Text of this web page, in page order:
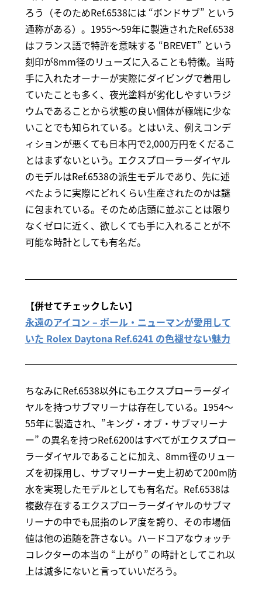
ろう（そのためRef.6538には “ボンドサブ” という
通称がある）。1955～59年に製造されたRef.6538
はフランス語で特許を意味する “BREVET” という
刻印が8mm径のリューズに入ることも特徴。当時
手に入れたオーナーが実際にダイビングで着用し
ていたことも多く、夜光塗料が劣化しやすいラジ
ウムであることから状態の良い個体が極端に少な
いことでも知られている。とはいえ、例えコンデ
ィションが悪くても日本円で2,000万円をくだるこ
とはまずないという。エクスプローラーダイヤル
のモデルはRef.6538の派生モデルであり、先に述
べたように実際にどれくらい生産されたのかは謎
に包まれている。そのため店頭に並ぶことは限り
なくゼロに近く、欲しくても手に入れることが不
可能な時計としても有名だ。
【併せてチェックしたい】
永遠のアイコン – ポール・ニューマンが愛用して
いた Rolex Daytona Ref.6241 の色褪せない魅力
ちなみにRef.6538以外にもエクスプローラーダイ
ヤルを持つサブマリーナは存在している。1954～
55年に製造され、”キング・オブ・サブマリーナ
ー” の異名を持つRef.6200はすべてがエクスプロー
ラーダイヤルであることに加え、8mm径のリュー
ズを初採用し、サブマリーナー史上初めて200m防
水を実現したモデルとしても有名だ。Ref.6538は
複数存在するエクスプローラーダイヤルのサブマ
リーナの中でも屈指のレア度を誇り、その市場価
値は他の追随を許さない。ハードコアなウォッチ
コレクターの本当の “上がり” の時計としてこれ以
上は滅多にないと言っていいだろう。